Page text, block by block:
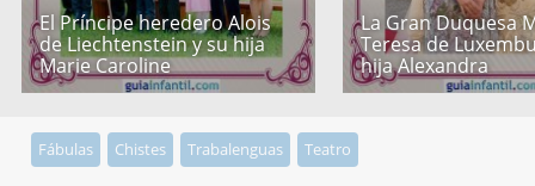
El Príncipe heredero Alois
de Liechtenstein y su hija
Marie Caroline
La Gran Duquesa
Teresa de
hija Alexandra
Fábulas Chistes Trabalenguas Teatro